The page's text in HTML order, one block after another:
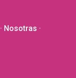
· Nosotras ·